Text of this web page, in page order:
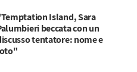
Island, Sara
beccata con un
tentatore: nome e